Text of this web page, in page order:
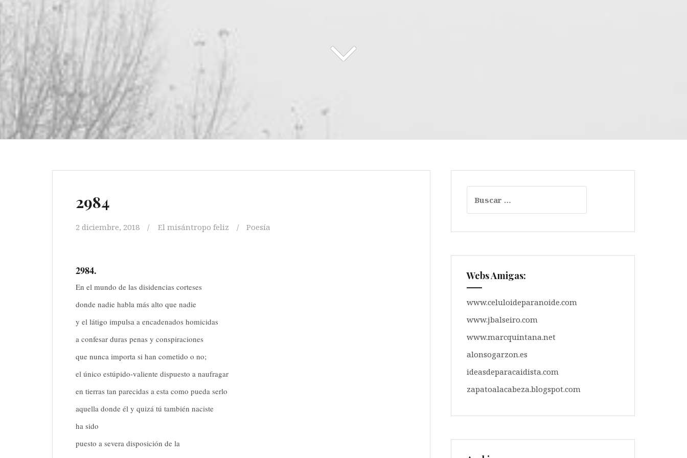
2984
2 diciembre, 2018 El misántropo feliz Poesía
2984.
En el mundo de las disidencias corteses
donde nadie habla más alto que nadie
y el látigo impulsa a encadenados homicidas
a confesar duras penas y conspiraciones
que nunca importa si han cometido o no;
el único estúpido-valiente dispuesto a naufragar
en tierras tan parecidas a esta como pueda serlo
aquella donde él y quizá tú también naciste
ha sido
puesto a severa disposición de la
Webs Amigas:
www.celuloideparanoide.com
www.jbalseiro.com
www.marcquintana.net
alonsogarzon.es
ideasdeparacaidista.com
zapatoalacabeza.blogspot.com